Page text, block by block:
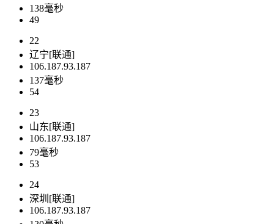
138毫秒
49
22
辽宁[联通]
106.187.93.187
137毫秒
54
23
山东[联通]
106.187.93.187
79毫秒
53
24
深圳[联通]
106.187.93.187